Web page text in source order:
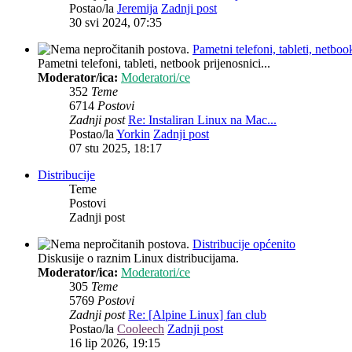
Postao/la Jeremija Zadnji post
30 svi 2024, 07:35
Pametni telefoni, tableti,
Pametni telefoni, tableti, netbook prijenosnici...
Moderator/ica: Moderatori/ce
352 Teme
6714 Postovi
Zadnji post Re: Instaliran Linux na Mac...
Postao/laYorkin Zadnji post
07 stu 2025, 18:17
Distribucije
Teme
Postovi
Zadnji post
Distribucije općenito
Diskusije o raznim Linux distribucijama.
Moderator/ica: Moderatori/ce
305 Teme
5769 Postovi
Zadnji post Re: [Alpine Linux] fan club
Postao/la Cooleech Zadnji post
16 lip 2026, 19:15